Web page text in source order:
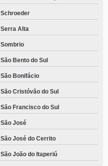
Schroeder
Serra Alta
Sombrio
São Bento do Sul
São Bonifácio
São Cristóvão do Sul
São Francisco do Sul
São José
São José do Cerrito
São João do Itaperiú